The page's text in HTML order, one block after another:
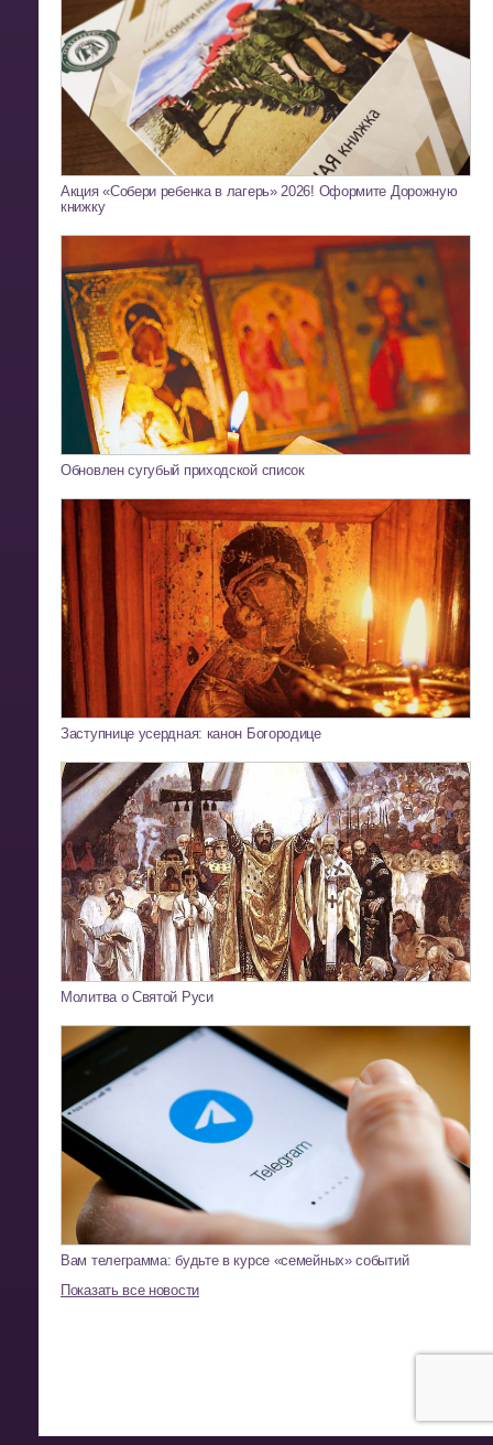
Акция «Собери ребенка в лагерь» 2026! Оформите Дорожную
книжку
Обновлен сугубый приходской список
Заступнице усердная: канон Богородице
Молитва о Святой Руси
Вам телеграмма: будьте в курсе «семейных» событий
Показать все новости